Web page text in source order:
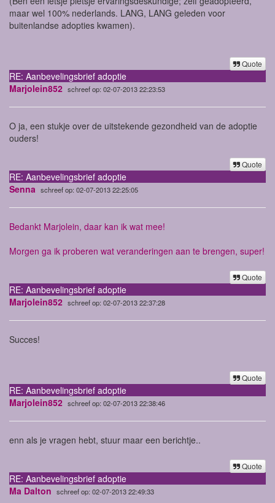
maar wel 100% nederlands. LANG, LANG geleden voor
buitenlandse adopties kwamen).
Quote
RE: Aanbevelingsbrief adoptie
Marjolein852 schreef op: 02-07-2013 22:23:53
O ja, een stukje over de uitstekende gezondheid van de adoptie
ouders!
Quote
RE: Aanbevelingsbrief adoptie
Senna schreef op: 02-07-2013 22:25:05
Bedankt Marjolein, daar kan ik wat mee!
Morgen ga ik proberen wat veranderingen aan te brengen, super!
Quote
RE: Aanbevelingsbrief adoptie
Marjolein852 schreef op: 02-07-2013 22:37:28
Succes!
Quote
RE: Aanbevelingsbrief adoptie
Marjolein852 schreef op: 02-07-2013 22:38:46
enn als je vragen hebt, stuur maar een berichtje..
Quote
RE: Aanbevelingsbrief adoptie
Ma Dalton schreef op: 02-07-2013 22:49:33